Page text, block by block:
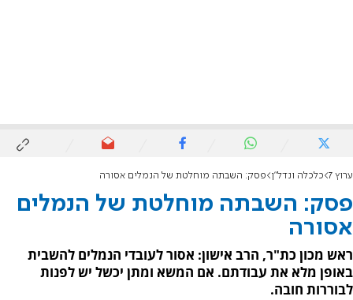
ערוץ 7 כלכלה ונדל"ן פסק: השבתה מוחלטת של הנמלים אסורה
פסק: השבתה מוחלטת של הנמלים
אסורה
ראש מכון כת"ר, הרב אישון: אסור לעובדי הנמלים להשבית
באופן מלא את עבודתם. אם המשא ומתן יכשל יש לפנות
לבוררות חובה.